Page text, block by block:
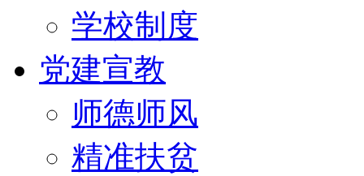
学校制度
党建宣教
师德师风
精准扶贫